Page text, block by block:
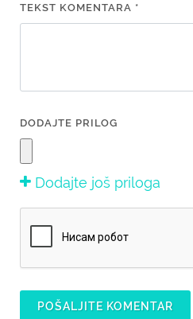
TEKST KOMENTARA *
DODAJTE PRILOG
Dodajte još priloga
POŠALJITE KOMENTAR